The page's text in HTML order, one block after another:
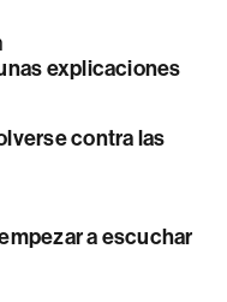
explicaciones
contra las
a escuchar